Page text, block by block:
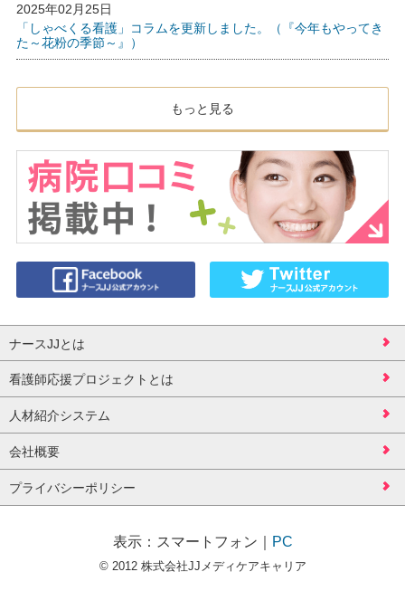
2025年02月25日
「しゃべくる看護」コラムを更新しました。（『今年もやってき
た～花粉の季節～』）
もっと見る
ナースJJとは
看護師応援プロジェクトとは
人材紹介システム
会社概要
プライバシーポリシー
表示： スマートフォン PC
© 2012 株式会社JJメディケアキャリア